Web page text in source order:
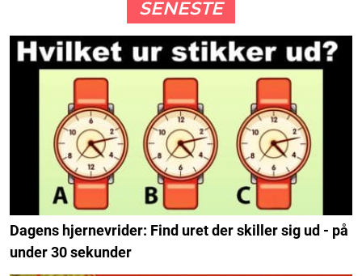
SENESTE
Dagens hjernevrider: Find uret der skiller sig ud - på
under 30 sekunder